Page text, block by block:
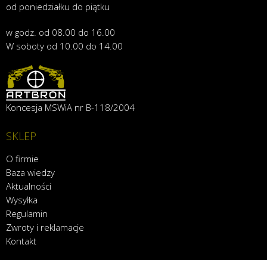
od poniedziałku do piątku
w godz. od 08.00 do 16.00
W soboty od 10.00 do 14.00
Koncesja MSWiA nr B-118/2004
SKLEP
O firmie
Baza wiedzy
Aktualności
Wysyłka
Regulamin
Zwroty i reklamacje
Kontakt